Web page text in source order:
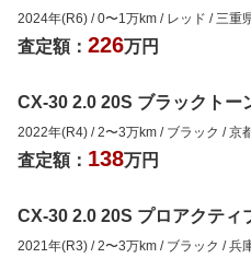
2024年(R6) /0〜1 万km / レッド / 三重
査定額： 226万円
CX-30 2.0 20S ブラックトー
2022年(R4) /2〜3万km / ブラック /京
査定額： 138万円
CX-30 2.0 20S プロアクティ
2021年(R3) /2〜3万km / ブラック /兵